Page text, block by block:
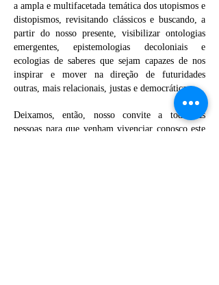
a ampla e multifacetada temática dos utopismos e
distopismos, revisitando clássicos e buscando, a
partir do nosso presente, visibilizar ontologias
emergentes, epistemologias decoloniais e
ecologias de saberes que sejam capazes de nos
inspirar e mover na direção de futuridades
outras, mais relacionais, justas e democráticas.
Deixamos, então, nosso convite a todas as
pessoas para que venham vivenciar conosco este